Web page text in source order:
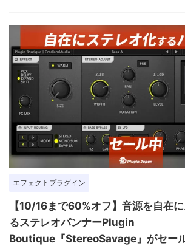
エフェクトプラグイン
【10/16まで60%オフ】音源を自在
るステレオパンナーPlugin
Boutique『StereoSavage』がセー